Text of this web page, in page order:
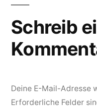
Schreib
Deine E-Mail-Adresse
Erforderliche Felder